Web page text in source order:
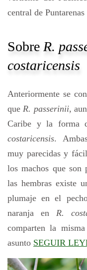
central de
Sobre R.
costaricensis
Anteriormente se
queR. passerinii,
Caribe y la forma
costaricensis.
muy parecidas y
los machos que son
las hembras existe
plumaje en el
naranja enR.
comparten la
asunto SEGUIR